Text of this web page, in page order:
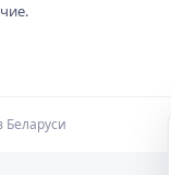
Беларуси